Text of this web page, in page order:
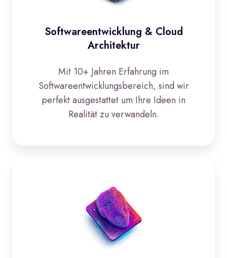
Softwareentwicklung & Cloud
Architektur
Mit 10+ Jahren Erfahrung im
Softwareentwicklungsbereich, sind wir
perfekt ausgestattet um Ihre Ideen in
Realität zu verwandeln.